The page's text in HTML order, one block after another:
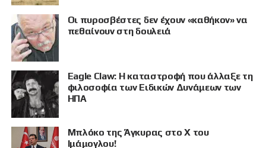
Οι πυροσβέστες δεν έχουν «καθήκον» να
πεθαίνουν στη δουλειά
Eagle Claw: Η καταστροφή που άλλαξε τη
φιλοσοφία των Ειδικών Δυνάμεων των
ΗΠΑ
Μπλόκο της Άγκυρας στο X του
Ιμάμογλου!